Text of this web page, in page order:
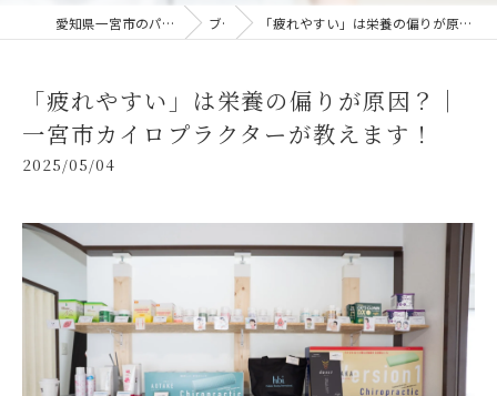
愛知県一宮市のパーソナルジムならG-4GYM ブログ 「疲れやすい」は栄養の偏りが原因？｜一宮市カイロプラクターが教えます！
「疲れやすい」は栄養の偏りが原因？｜
一宮市カイロプラクターが教えます！
2025/05/04